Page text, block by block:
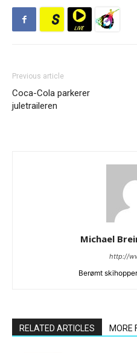
Previous article
Coca-Cola parkerer
juletraileren
Michael
http://
Berømt
RELATED ARTICLES MORE